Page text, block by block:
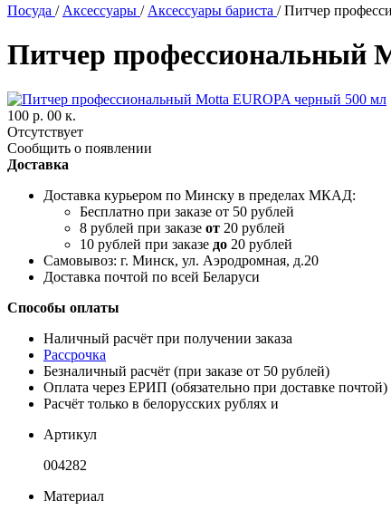
Посуда / Аксессуары / Аксессуары бариста /Питчер
Питчер профессиональный
100 р. 00 к.
Отсутствует
Сообщить о появлении
Доставка
Доставка курьером по Минску в пределах МКАД:
Бесплатно при заказе от 50 рублей
8 рублей при заказе от 20 рублей
10 рублей при заказе до 20 рублей
Самовывоз: г. Минск, ул. Аэродромная, д.20
Доставка почтой по всей Беларуси
Способы оплаты
Наличный расчёт при получении заказа
Рассрочка
Безналичный расчёт (при заказе от 50 рублей)
Оплата через ЕРИП (обязательно при доставке почтой)
Расчёт только в белорусских рублях и
Артикул
004282
Материал